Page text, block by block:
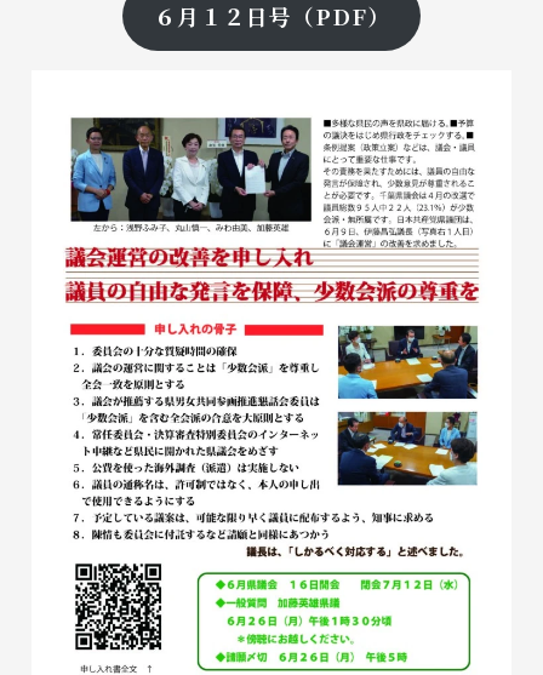
６月１２日号（PDF）